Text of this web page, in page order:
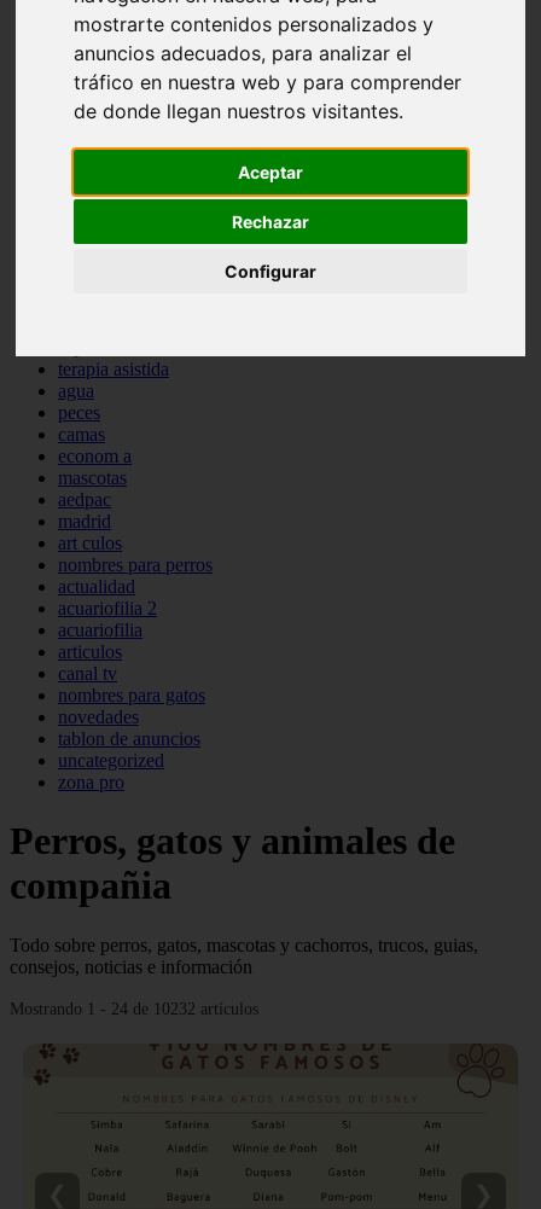
mostrarte contenidos personalizados y
anuncios adecuados, para analizar el
tráfico en nuestra web y para comprender
de donde llegan nuestros visitantes.
Aceptar
Rechazar
Configurar
protagonistas
abandono
adopci n
ferias
snacks
iberzoo propet
estanques
terapia asistida
agua
peces
camas
econom a
mascotas
aedpac
madrid
art culos
nombres para perros
actualidad
acuariofilia 2
acuariofilia
articulos
canal tv
nombres para gatos
novedades
tablon de anuncios
uncategorized
zona pro
Perros, gatos y animales de
compañia
Todo sobre perros, gatos, mascotas y cachorros, trucos, guias,
consejos, noticias e información
Mostrando 1 - 24 de 10232 artículos
❮ ❯